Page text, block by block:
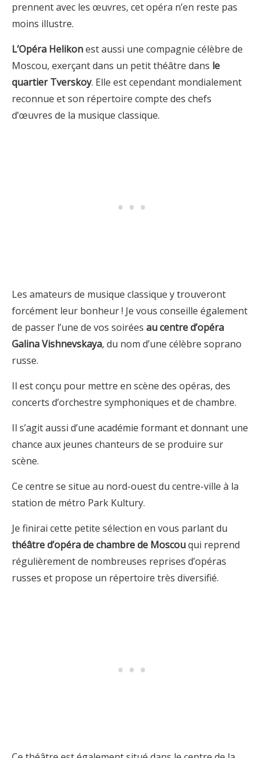
prennent avec les œuvres, cet opéra n’en reste pas
moins illustre.
L’Opéra Helikonest aussi une compagnie célèbre de
Moscou, exerçant dans un petit théâtre dans le
quartier Tverskoy. Elle est cependant mondialement
reconnue et son répertoire compte des chefs
d’œuvres de la musique classique.
Les amateurs de musique classique y trouveront
forcément leur bonheur ! Je vous conseille également
de passer l’une de vos soirées au centre d’opéra
Galina Vishnevskaya, du nom d’une célèbre soprano
russe.
Il est conçu pour mettre en scène des opéras, des
concerts d’orchestre symphoniques et de chambre.
Il s’agit aussi d’une académie formant et donnant une
chance aux jeunes chanteurs de se produire sur
scène.
Ce centre se situe au nord-ouest du centre-ville à la
station de métro Park Kultury.
Je finirai cette petite sélection en vous parlant du
théâtre d’opéra de chambre de Moscouqui reprend
régulièrement de nombreuses reprises d’opéras
russes et propose un répertoire très diversifié.